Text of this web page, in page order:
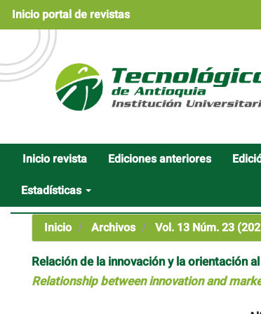
Navegación
principal
Contenido
principal
Barra
lateral
Inicio portal de revistas
Inicio revista Ediciones anteriores
Estadísticas
Inicio
Archivos Vol. 13 Núm. 23
Relación de la innovación y la orientación
Relationship between innovation and